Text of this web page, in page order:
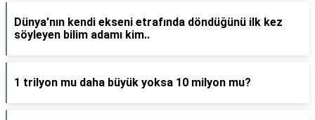
Dünya'nın kendi ekseni etrafında döndüğünü ilk kez
söyleyen bilim adamı kim..
1 trilyon mu daha büyük yoksa 10 milyon mu?